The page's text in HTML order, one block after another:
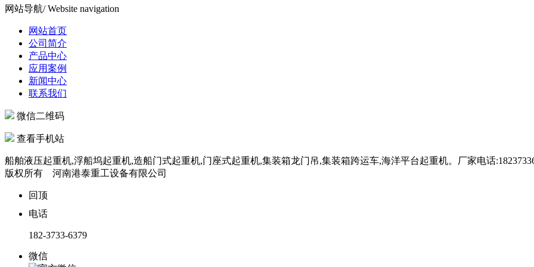
网站导航/ Website navigation
网站首页
公司简介
产品中心
应用案例
新闻中心
联系我们
微信二维码
查看手机站
船舶液压起重机,浮船坞起重机,造船门式起重机,门座式起重机,集装箱龙门吊,集装箱跨运车,海洋平台起重机。厂家电话
版权所有 河南港泰重工设备有限公司
回顶
电话
182-3733-6379
微信